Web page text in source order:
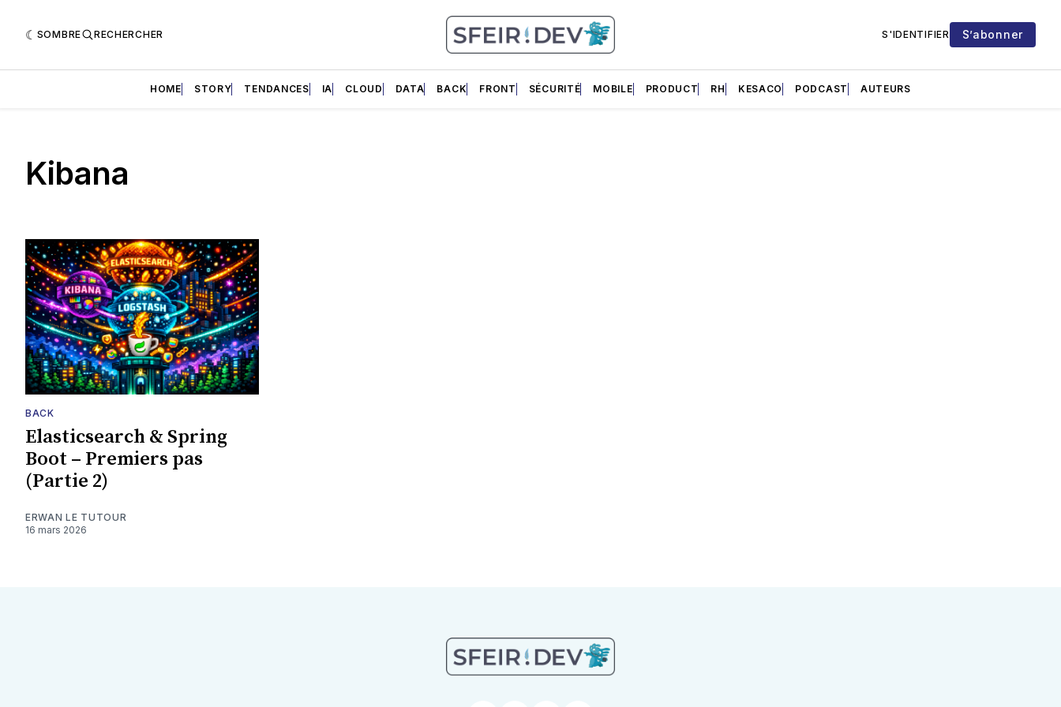
SOMBRE RECHERCHER S'IDENTIFIER S’abonner
HOME STORY TENDANCES IA CLOUD DATA BACK FRONT SÉCURITÉ MOBILE PRODUCT RH KESACO PODCAST AUTEURS
Kibana
BACK
Elasticsearch & Spring
Boot – Premiers pas
(Partie 2)
ERWAN LE TUTOUR
16 mars 2026